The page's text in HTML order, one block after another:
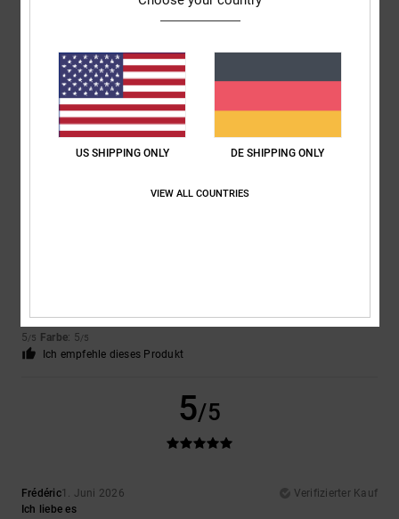
Original anzeigen - Français
Komfort: 5/5 Preis-Leistungs-Verhältnis
Material: 5/5 Farbe: 5/5
Ich empfehle dieses Produkt
5/5
Komfort: 5/5 Preis-Leistungs-Verhältnis: 5/5 Größe: Zu großMaterial:
5/5 Farbe: 5/5
Ich empfehle dieses Produkt
5/5
Frédéric1. Juni 2026
Verifizierter Kauf
Ich liebe es
US SHIPPING ONLY DE SHIPPING ONLY
VIEW ALL COUNTRIES